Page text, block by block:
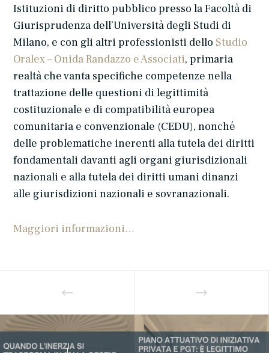
Istituzioni di diritto pubblico presso la Facoltà di
Giurisprudenza dell’Università degli Studi di
Milano, e con gli altri professionisti dello Studio
Oralex – Onida Randazzo e Associati, primaria
realtà che vanta specifiche competenze nella
trattazione delle questioni di legittimità
costituzionale e di compatibilità europea
comunitaria e convenzionale (CEDU), nonché
delle problematiche inerenti alla tutela dei diritti
fondamentali davanti agli organi giurisdizionali
nazionali e alla tutela dei diritti umani dinanzi
alle giurisdizioni nazionali e sovranazionali.
Maggiori informazioni…